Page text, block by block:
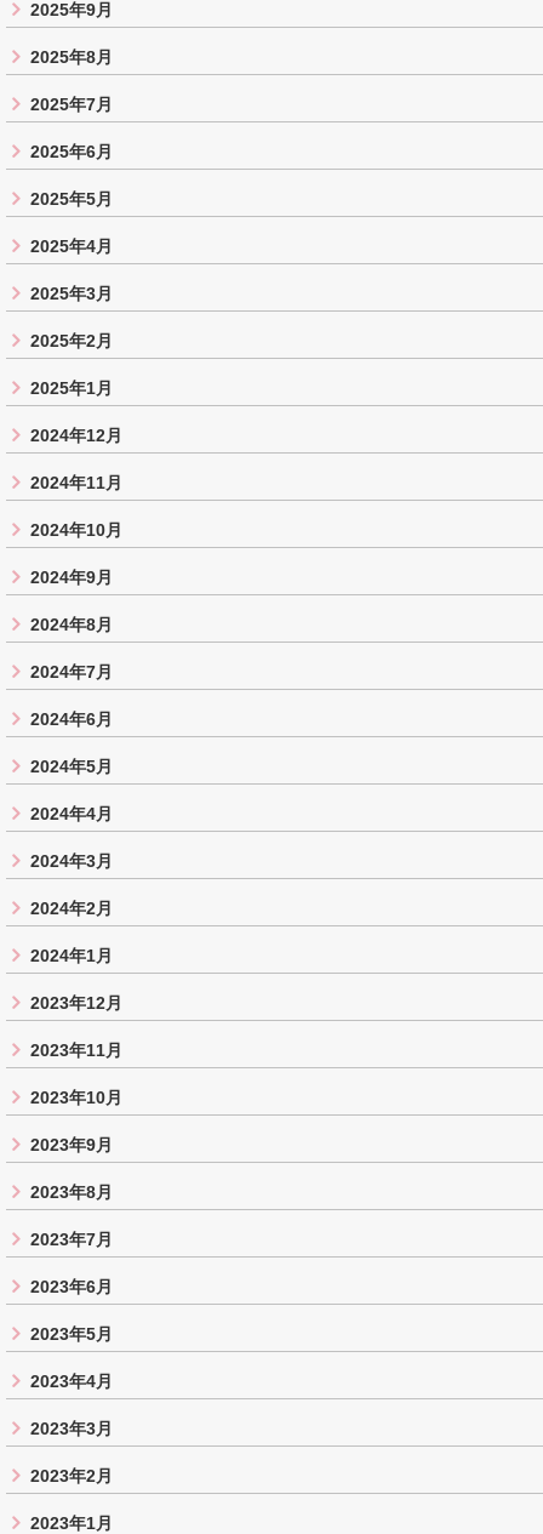
2025年9月
2025年8月
2025年7月
2025年6月
2025年5月
2025年4月
2025年3月
2025年2月
2025年1月
2024年12月
2024年11月
2024年10月
2024年9月
2024年8月
2024年7月
2024年6月
2024年5月
2024年4月
2024年3月
2024年2月
2024年1月
2023年12月
2023年11月
2023年10月
2023年9月
2023年8月
2023年7月
2023年6月
2023年5月
2023年4月
2023年3月
2023年2月
2023年1月